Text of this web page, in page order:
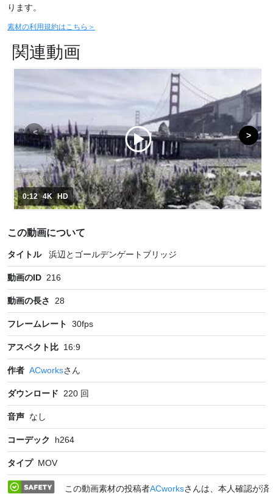
ります。
素材の利用規約はこちら＞
関連動画
0:12 4K HD
この動画について
タイトル 浜辺とゴールデンゲートブリッジ
動画のID 216
動画の長さ 28
フレームレート 30fps
アスペクト比 16:9
作者 ACworksさん
ダウンロード 220 回
音声 なし
コーデック h264
タイプ MOV
この動画素材の投稿者ACworksさんは、本人確認が済